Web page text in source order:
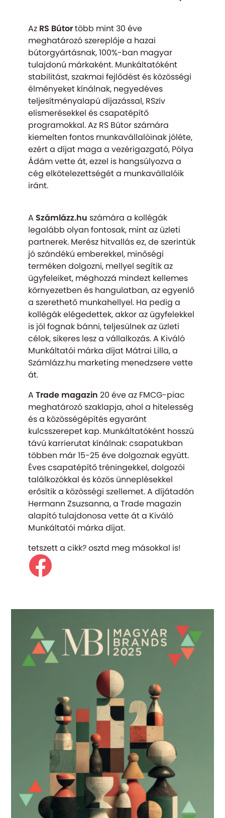
Az RS Bútortöbb mint 30 éve
meghatározó szereplője a hazai
bútorgyártásnak, 100%-ban magyar
tulajdonú márkaként. Munkáltatóként
stabilitást, szakmai fejlődést és közösségi
élményeket kínálnak, negyedéves
teljesítményalapú díjazással, RSzív
elismerésekkel és csapatépítő
programokkal. Az RS Bútor számára
kiemelten fontos munkavállalóinak jóléte,
ezért a díjat maga a vezérigazgató, Pólya
Ádám vette át, ezzel is hangsúlyozva a
cég elkötelezettségét a munkavállalóik
iránt.
A Számlázz.hu számára a kollégák
legalább olyan fontosak, mint az üzleti
partnerek. Merész hitvallás ez, de szerintük
jó szándékú emberekkel, minőségi
terméken dolgozni, mellyel segítik az
ügyfeleiket, méghozzá mindezt kellemes
környezetben és hangulatban, az egyenlő
a szerethető munkahellyel. Ha pedig a
kollégák elégedettek, akkor az ügyfelekkel
is jól fognak bánni, teljesülnek az üzleti
célok, sikeres lesz a vállalkozás. A Kiváló
Munkáltatói márka díjat Mátrai Lilla, a
Számlázz.hu marketing menedzsere vette
át.
A Trade magazin 20 éve az FMCG-piac
meghatározó szaklapja, ahol a hitelesség
és a közösségépítés egyaránt
kulcsszerepet kap. Munkáltatóként hosszú
távú karrierutat kínálnak: csapatukban
többen már 15-25 éve dolgoznak együtt.
Éves csapatépítő tréningekkel, dolgozói
találkozókkal és közös ünneplésekkel
erősítik a közösségi szellemet. A díjátadón
Hermann Zsuzsanna, a Trade magazin
alapító tulajdonosa vette át a Kiváló
Munkáltatói márka díjat.
tetszett a cikk? osztd meg másokkal is!